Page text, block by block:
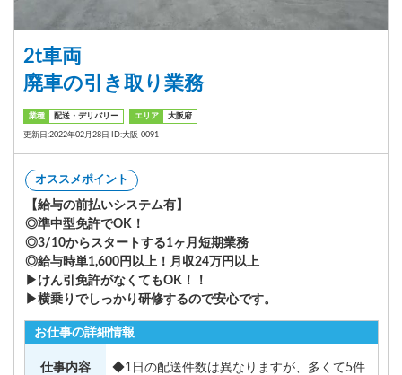
2t車両
廃車の引き取り業務
業種 配送・デリバリー エリア 大阪府
更新日:2022年02月28日 ID:大阪-0091
オススメポイント
【給与の前払いシステム有】
◎準中型免許でOK！
◎3/10からスタートする1ヶ月短期業務
◎給与時単1,600円以上！月収24万円以上
▶けん引免許がなくてもOK！！
▶横乗りでしっかり研修するので安心です。
お仕事の詳細情報
仕事内容
◆1日の配送件数は異なりますが、多くて5件